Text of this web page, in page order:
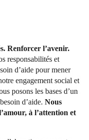
Renforcer l’avenir.
responsabilités et
d’aide pour mener
engagement social et
posons les bases d’un
d’aide. Nous
à l’attention et